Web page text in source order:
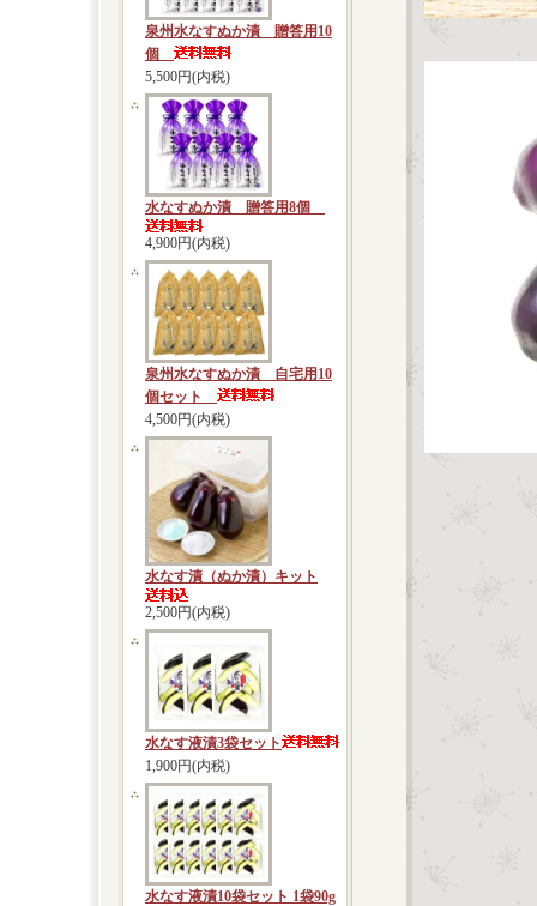
泉州水なすぬか漬 贈答用10
個
5,500円(内税)
水なすぬか漬 贈答用8個
4,900円(内税)
泉州水なすぬか漬 自宅用10
個セット
4,500円(内税)
水なす漬（ぬか漬）キット
2,500円(内税)
水なす液漬3袋セット
1,900円(内税)
水なす液漬10袋セット 1袋90g